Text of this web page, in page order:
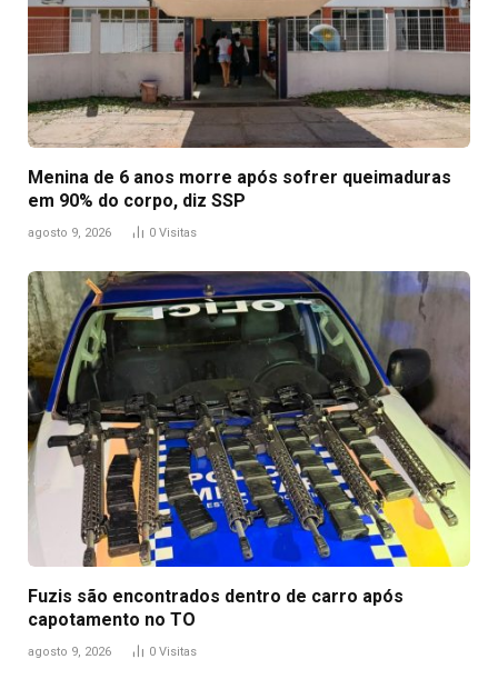
Menina de 6 anos morre após sofrer queimaduras
em 90% do corpo, diz SSP
agosto 9, 2026 0 Visitas
Fuzis são encontrados dentro de carro após
capotamento no TO
agosto 9, 2026 0 Visitas